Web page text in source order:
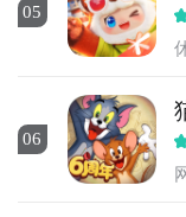
05
06